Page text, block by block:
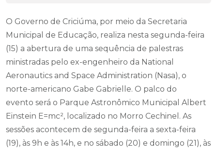
O Governo de Criciúma, por meio da Secretaria
Municipal de Educação, realiza nesta segunda-feira
(15) a abertura de uma sequência de palestras
ministradas pelo ex-engenheiro da National
Aeronautics and Space Administration (Nasa), o
norte-americano Gabe Gabrielle. O palco do
evento será o Parque Astronômico Municipal Albert
Einstein E=mc², localizado no Morro Cechinel. As
sessões acontecem de segunda-feira a sexta-feira
(19), às 9h e às 14h, e no sábado (20) e domingo (21), às